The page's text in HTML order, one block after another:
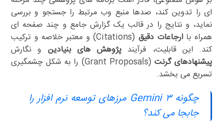
ای را تدوین کند، صدها منبع وب مرتبط را جستجو و بررسی
نماید، و نتایج را در قالب یک گزارش جامع و چند صفحه ای
همراه باارجاعات دقیق
(Citations) و معتبر خلاصه و ترکیب
کند. این قابلیت، فرآیند پژوهش های بنیادین و نگارش
پیشنهادهای گرنت
(Grant Proposals) را به شکل چشمگیری
تسریع می بخشد.
چگونه Gemini ۳ مرزهای توسعه نرم افزار را
جابجا می کند؟